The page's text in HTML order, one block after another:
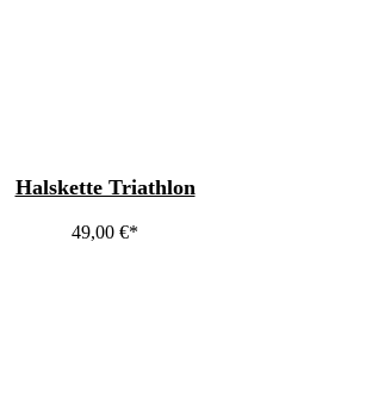
Halskette Triathlon
49,00 €